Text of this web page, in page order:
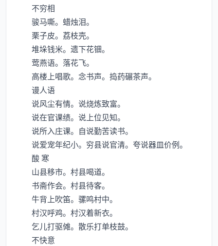
不穷相
骏马嘶。蜡烛泪。
栗子皮。荔枝壳。
堆垛钱米。遗下花钿。
莺燕语。落花飞。
高楼上唱歌。念书声。捣药碾茶声。
谩人语
说风尘有情。说烧炼致富。
说在官课绩。说上位见知。
说所入庄课。自说勤苦读书。
说爱宠年纪小。穷县说官清。夸说器皿价例。
酸 寒
山县移市。村县喝道。
书斋作会。村县待客。
牛背上吹笛。骡鸣村中。
村汉呼鸡。村汉着新衣。
乞儿打驱傩。散乐打单枝鼓。
不快意